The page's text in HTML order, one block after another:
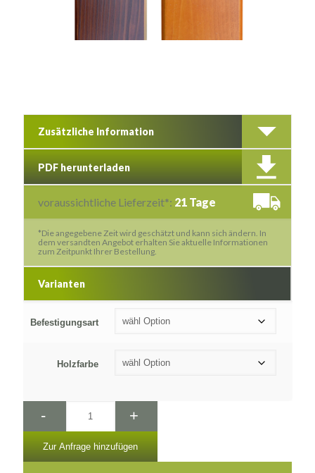
Zusätzliche Information
PDF herunterladen
voraussichtliche Lieferzeit*: 21 Tage
*Die angegebene Zeit wird geschätzt und kann sich ändern. In
dem versandten Angebot erhalten Sie aktuelle Informationen
zum Zeitpunkt Ihrer Bestellung.
Varianten
Befestigungsart
Holzfarbe
- +
Zur Anfrage hinzufügen